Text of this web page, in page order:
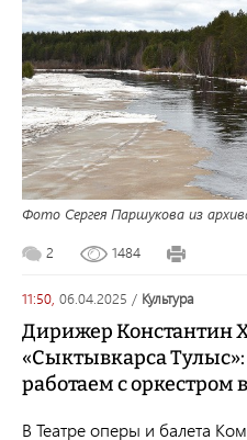
Фото Сергея Паршукова из
2 1484
11:50, 06.04.2025 / культура
Дирижер Константин
«Сыктывкарса
работаем с оркестром
В Театре оперы и балета